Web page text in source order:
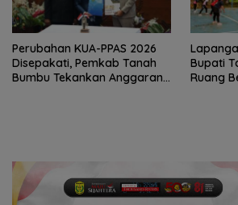
Perubahan KUA-PPAS 2026
Disepakati, Pemkab Tanah
Bumbu Tekankan Anggaran
Bupati
Ruang